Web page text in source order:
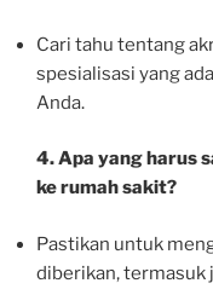
Cari tahu tentang
spesialisasi yang
Anda.
4. Apa yang harus
ke rumah sakit?
Pastikan untuk
diberikan, termasuk